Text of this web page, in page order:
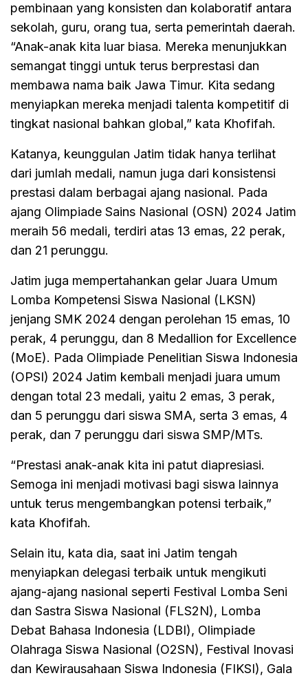
pembinaan yang konsisten dan kolaboratif antara
sekolah, guru, orang tua, serta pemerintah daerah.
“Anak-anak kita luar biasa. Mereka menunjukkan
semangat tinggi untuk terus berprestasi dan
membawa nama baik Jawa Timur. Kita sedang
menyiapkan mereka menjadi talenta kompetitif di
tingkat nasional bahkan global,” kata Khofifah.
Katanya, keunggulan Jatim tidak hanya terlihat
dari jumlah medali, namun juga dari konsistensi
prestasi dalam berbagai ajang nasional. Pada
ajang Olimpiade Sains Nasional (OSN) 2024 Jatim
meraih 56 medali, terdiri atas 13 emas, 22 perak,
dan 21 perunggu.
Jatim juga mempertahankan gelar Juara Umum
Lomba Kompetensi Siswa Nasional (LKSN)
jenjang SMK 2024 dengan perolehan 15 emas, 10
perak, 4 perunggu, dan 8 Medallion for Excellence
(MoE). Pada Olimpiade Penelitian Siswa Indonesia
(OPSI) 2024 Jatim kembali menjadi juara umum
dengan total 23 medali, yaitu 2 emas, 3 perak,
dan 5 perunggu dari siswa SMA, serta 3 emas, 4
perak, dan 7 perunggu dari siswa SMP/MTs.
“Prestasi anak-anak kita ini patut diapresiasi.
Semoga ini menjadi motivasi bagi siswa lainnya
untuk terus mengembangkan potensi terbaik,”
kata Khofifah.
Selain itu, kata dia, saat ini Jatim tengah
menyiapkan delegasi terbaik untuk mengikuti
ajang-ajang nasional seperti Festival Lomba Seni
dan Sastra Siswa Nasional (FLS2N), Lomba
Debat Bahasa Indonesia (LDBI), Olimpiade
Olahraga Siswa Nasional (O2SN), Festival Inovasi
dan Kewirausahaan Siswa Indonesia (FIKSI), Gala